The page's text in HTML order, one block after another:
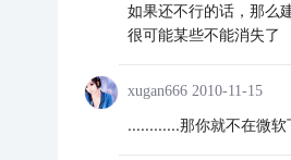
如果还不行的话，那么
很可能某些不能消失了
xugan666 2010-11-15
............那你就不在微软